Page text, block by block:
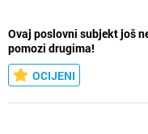
Ovaj poslovni subjekt još
pomozi drugima!
OCIJENI